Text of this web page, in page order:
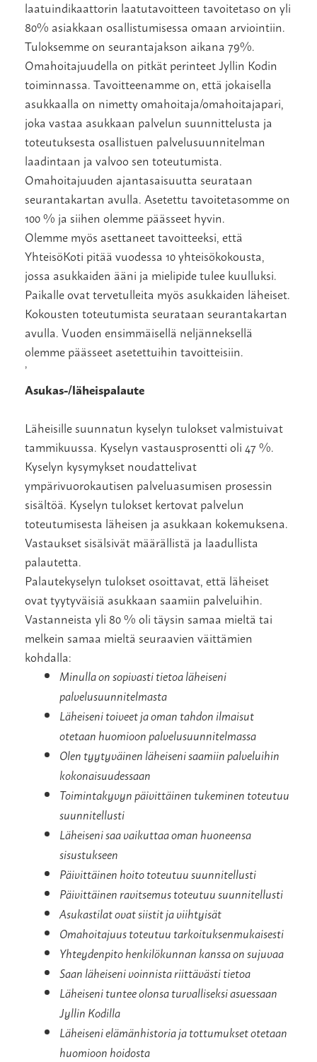
laatuindikaattorin laatutavoitteen tavoitetaso on yli
80% asiakkaan osallistumisessa omaan arviointiin.
Tuloksemme on seurantajakson aikana 79%.
Omahoitajuudella on pitkät perinteet Jyllin Kodin
toiminnassa. Tavoitteenamme on, että jokaisella
asukkaalla on nimetty omahoitaja/omahoitajapari,
joka vastaa asukkaan palvelun suunnittelusta ja
toteutuksesta osallistuen palvelusuunnitelman
laadintaan ja valvoo sen toteutumista.
Omahoitajuuden ajantasaisuutta seurataan
seurantakartan avulla. Asetettu tavoitetasomme on
100 % ja siihen olemme päässeet hyvin.
Olemme myös asettaneet tavoitteeksi, että
YhteisöKoti pitää vuodessa 10 yhteisökokousta,
jossa asukkaiden ääni ja mielipide tulee kuulluksi.
Paikalle ovat tervetulleita myös asukkaiden läheiset.
Kokousten toteutumista seurataan seurantakartan
avulla. Vuoden ensimmäisellä neljänneksellä
olemme päässeet asetettuihin tavoitteisiin.
’
Asukas-/läheispalaute
Läheisille suunnatun kyselyn tulokset valmistuivat
tammikuussa. Kyselyn vastausprosentti oli 47 %.
Kyselyn kysymykset noudattelivat
ympärivuorokautisen palveluasumisen prosessin
sisältöä. Kyselyn tulokset kertovat palvelun
toteutumisesta läheisen ja asukkaan kokemuksena.
Vastaukset sisälsivät määrällistä ja laadullista
palautetta.
Palautekyselyn tulokset osoittavat, että läheiset
ovat tyytyväisiä asukkaan saamiin palveluihin.
Vastanneista yli 80 % oli täysin samaa mieltä tai
melkein samaa mieltä seuraavien väittämien
kohdalla:
Minulla on sopivasti tietoa läheiseni
palvelusuunnitelmasta
Läheiseni toiveet ja oman tahdon ilmaisut
otetaan huomioon palvelusuunnitelmassa
Olen tyytyväinen läheiseni saamiin palveluihin
kokonaisuudessaan
Toimintakyvyn päivittäinen tukeminen toteutuu
suunnitellusti
Läheiseni saa vaikuttaa oman huoneensa
sisustukseen
Päivittäinen hoito toteutuu suunnitellusti
Päivittäinen ravitsemus toteutuu suunnitellusti
Asukastilat ovat siistit ja viihtyisät
Omahoitajuus toteutuu tarkoituksenmukaisesti
Yhteydenpito henkilökunnan kanssa on sujuvaa
Saan läheiseni voinnista riittävästi tietoa
Läheiseni tuntee olonsa turvalliseksi asuessaan
Jyllin Kodilla
Läheiseni elämänhistoria ja tottumukset otetaan
huomioon hoidosta